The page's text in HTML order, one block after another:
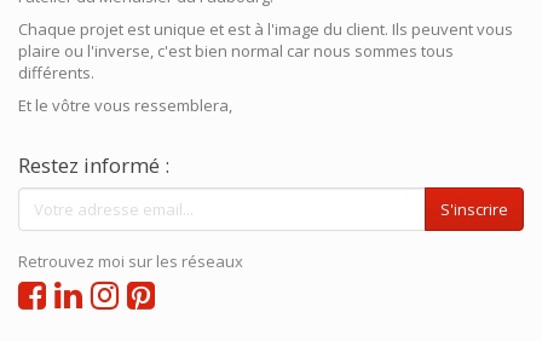
Chaque projet est unique et est à l'image du client. Ils peuvent vous
plaire ou l'inverse, c'est bien normal car nous sommes tous
différents.
Et le vôtre vous ressemblera,
Restez informé :
S'inscrire
Retrouvez moi sur les réseaux